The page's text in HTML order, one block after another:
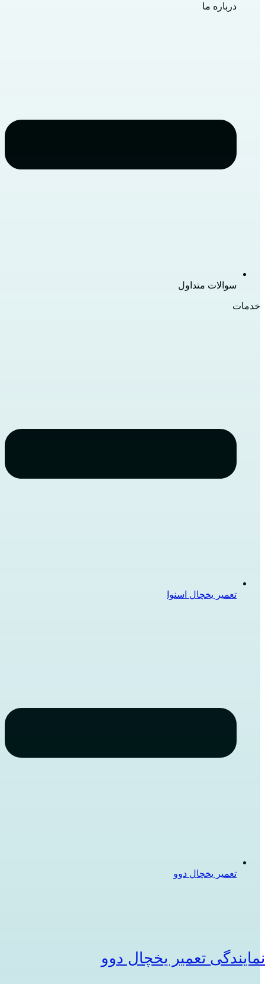
تعمیر یخچال دوو
درباره ما
سوالات متداول
خدمات
تعمیر یخچال اسنوا
تعمیر یخچال دوو